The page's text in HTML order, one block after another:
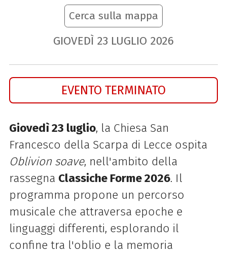
Cerca sulla mappa
GIOVEDÌ 23 LUGLIO 2026
EVENTO TERMINATO
Giovedì 23 luglio, la Chiesa San
Francesco della Scarpa di Lecce ospita
Oblivion soave, nell'ambito della
rassegna Classiche Forme 2026. Il
programma propone un percorso
musicale che attraversa epoche e
linguaggi differenti, esplorando il
confine tra l'oblio e la memoria